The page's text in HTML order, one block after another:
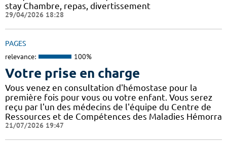
stay Chambre, repas, divertissement
29/04/2026 18:28
PAGES
relevance: 100%
Votre prise en charge
Vous venez en consultation d'hémostase pour la
première fois pour vous ou votre enfant. Vous serez
reçu par l'un des médecins de l'équipe du Centre de
Ressources et de Compétences des Maladies Hémorra
21/07/2026 19:47